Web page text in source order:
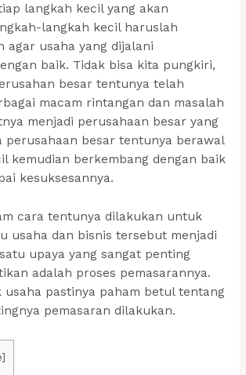
langkah kecil yang akan
langkah kecil haruslah
agar usaha yang dijalani
baik. Tidak bisa kita pungkiri,
besar tentunya telah
macam rintangan dan masalah
menjadi perusahaan besar yang
perusahaan besar tentunya berawal
kemudian berkembang dengan baik
kesuksesannya.
cara tentunya dilakukan untuk
usaha dan bisnis tersebut menjadi
upaya yang sangat penting
adalah proses pemasarannya.
usaha pastinya paham betul tentang
pemasaran dilakukan.
]